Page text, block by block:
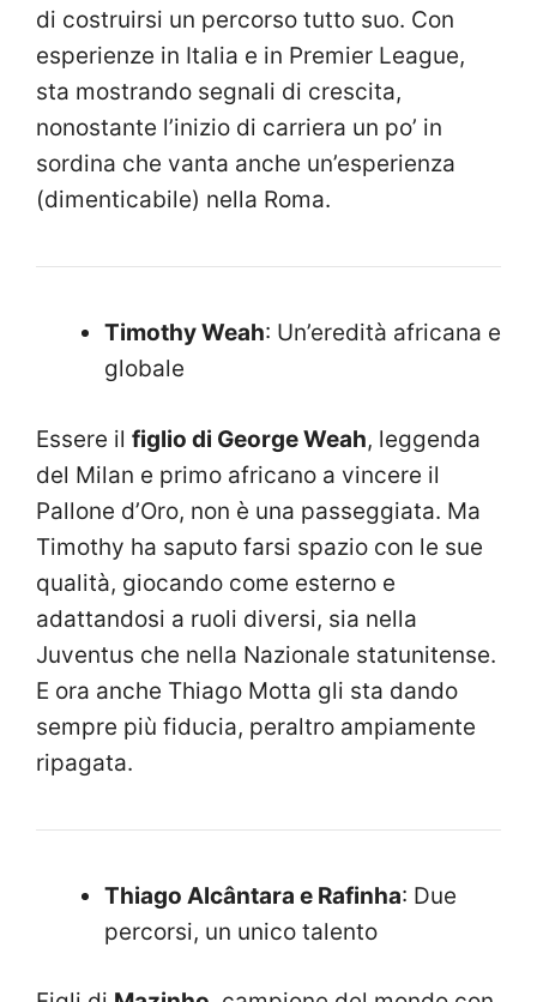
di costruirsi un percorso tutto suo. Con
esperienze in Italia e in Premier League,
sta mostrando segnali di crescita,
nonostante l’inizio di carriera un po’ in
sordina che vanta anche un’esperienza
(dimenticabile) nella Roma.
Timothy Weah: Un’eredità africana e
globale
Essere il figlio di George Weah, leggenda
del Milan e primo africano a vincere il
Pallone d’Oro, non è una passeggiata. Ma
Timothy ha saputo farsi spazio con le sue
qualità, giocando come esterno e
adattandosi a ruoli diversi, sia nella
Juventus che nella Nazionale statunitense.
E ora anche Thiago Motta gli sta dando
sempre più fiducia, peraltro ampiamente
ripagata.
Thiago Alcântara e Rafinha: Due
percorsi, un unico talento